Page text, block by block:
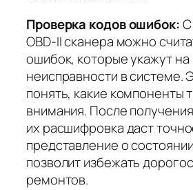
Проверка кодов ошибок:
OBD-II сканера можно
ошибок, которые укажут на
неисправности в системе.
понять, какие компоненты
внимания. После
их расшифровка даст
представление о
позволит избежать
ремонтов.